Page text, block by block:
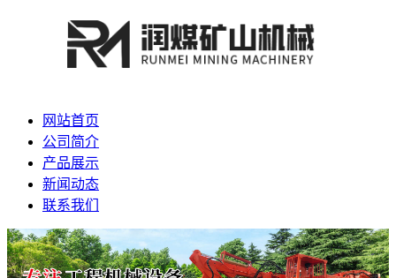
网站首页
公司简介
产品展示
新闻动态
联系我们